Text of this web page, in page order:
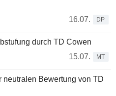
16.07.
DP
durch TD Cowen
15.07.
MT
neutralen Bewertung von TD